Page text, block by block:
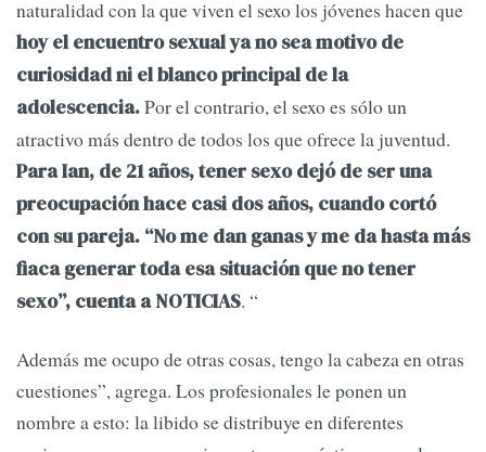
naturalidad con la que viven el sexo los jóvenes hacen que
hoy el encuentro sexual ya no sea motivo de
curiosidad ni el blanco principal de la
adolescencia.Por el contrario, el sexo es sólo un
atractivo más dentro de todos los que ofrece la juventud.
Para Ian, de 21 años, tener sexo dejó de ser una
preocupación hace casi dos años, cuando cortó
con su pareja. “No me dan ganas y me da hasta más
fiaca generar toda esa situación que no tener
sexo”, cuenta a NOTICIAS. “
Además me ocupo de otras cosas, tengo la cabeza en otras
cuestiones”, agrega. Los profesionales le ponen un
nombre a esto: la libido se distribuye en diferentes